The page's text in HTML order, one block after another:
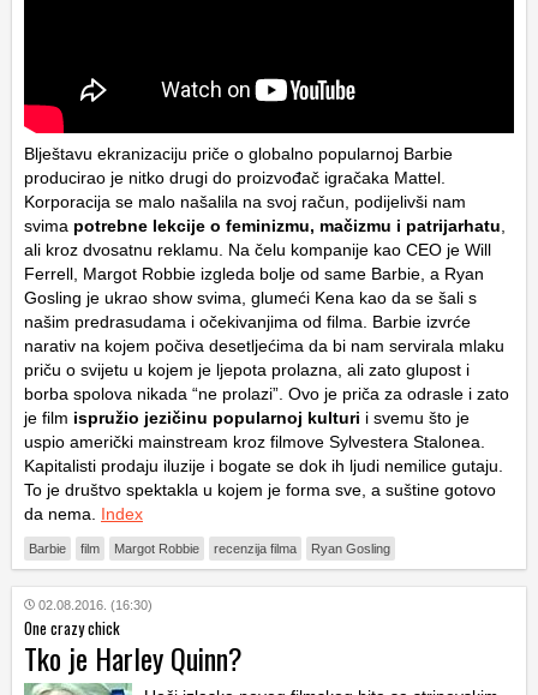
Blještavu ekranizaciju priče o globalno popularnoj Barbie
producirao je nitko drugi do proizvođač igračaka Mattel.
Korporacija se malo našalila na svoj račun, podijelivši nam
svima potrebne lekcije o feminizmu, mačizmu i patrijarhatu
ali kroz dvosatnu reklamu. Na čelu kompanije kao CEO je Will
Ferrell, Margot Robbie izgleda bolje od same Barbie, a Ryan
Gosling je ukrao show svima, glumeći Kena kao da se šali s
našim predrasudama i očekivanjima od filma. Barbie izvrće
narativ na kojem počiva desetljećima da bi nam servirala mlaku
priču o svijetu u kojem je ljepota prolazna, ali zato glupost i
borba spolova nikada “ne prolazi”. Ovo je priča za odrasle i zato
je film ispružio jezičinu popularnoj kulturi i svemu što je
uspio američki mainstream kroz filmove Sylvestera Stalonea.
Kapitalisti prodaju iluzije i bogate se dok ih ljudi nemilice gutaju.
To je društvo spektakla u kojem je forma sve, a suštine gotovo
da nema. Index
Barbie film Margot Robbie recenzija filma Ryan Gosling
02.08.2016. (16:30)
One crazy chick
Tko je Harley Quinn?